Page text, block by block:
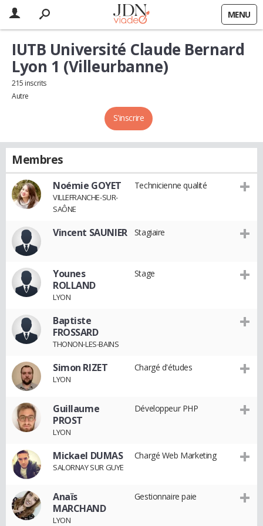
MENU
S'inscrire
IUTB Université Claude Bernard
Lyon 1 (Villeurbanne)
215 inscrits
Autre
Membres
Noémie GOYET
VILLEFRANCHE-SUR-
SAÔNE
Technicienne qualité
Vincent SAUNIER Stagiaire
Younes
ROLLAND
LYON
Stage
Baptiste
FROSSARD
THONON-LES-BAINS
Simon RIZET
LYON
Chargé d'études
Guillaume
PROST
LYON
Développeur PHP
Mickael DUMAS
SALORNAY SUR GUYE
Chargé Web Marketing
Anaïs
MARCHAND
LYON
Gestionnaire paie